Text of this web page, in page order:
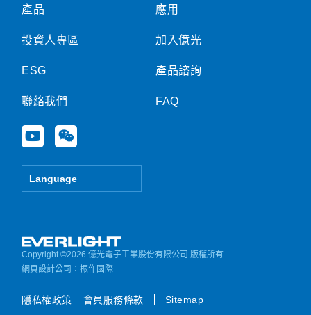
產品
投資人專區
ESG
聯絡我們
Y
o
u
e
W
e
i
Language
應用
加入億光
產品諮詢
FAQ
Copyright ©2026 億光電子工業股份有限公司 版權所有
網頁設計公司 ：振作國際
隱私權政策 會員服務條款 Sitemap